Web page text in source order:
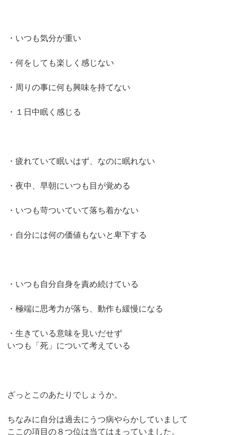
・いつも気分が重い
・何をしても楽しく感じない
・周りの事に何も興味を持てない
・１日中眠く感じる
・疲れていて眠いはず、なのに眠れない
・夜中、早朝にいつも目が覚める
・いつも苛ついていて落ち着かない
・自分には何の価値もないと卑下する
・いつも自分自身を責め続けている
・極端に思考力が落ち、動作も緩慢になる
・生きている意味を見いだせず
いつも「死」について考えている
ざっとこのあたりでしょうか。
ちなみに自分は過去にうつ病やらかしていまして
ここの項目の８つ位は当てはまっていました。